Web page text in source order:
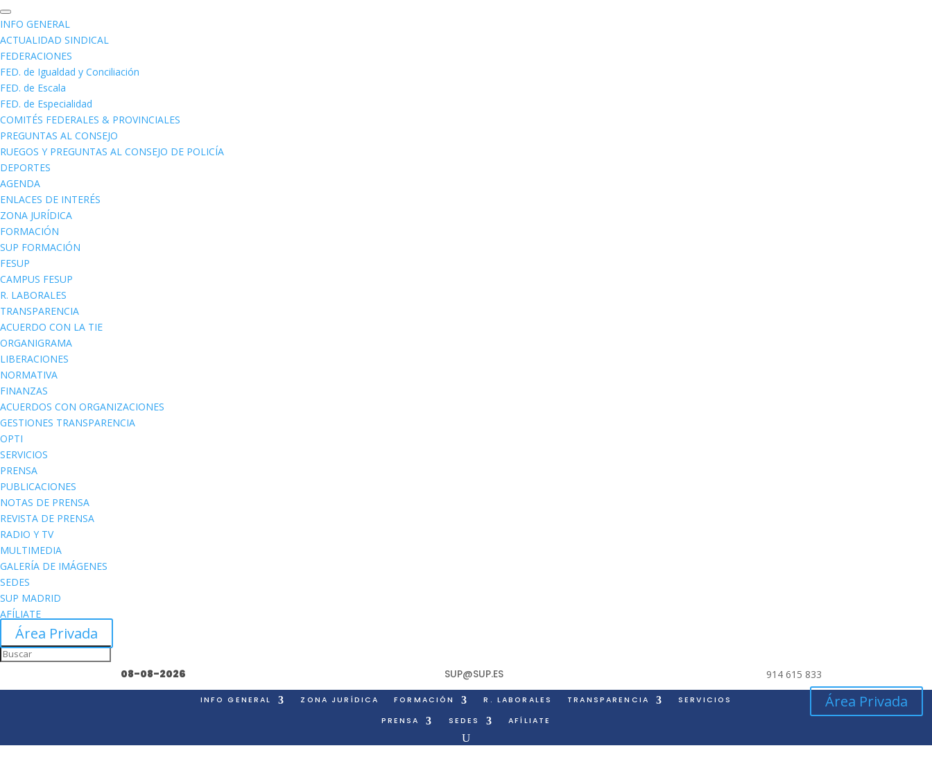
INFO GENERAL
ACTUALIDAD SINDICAL
FEDERACIONES
FED. de Igualdad y Conciliación
FED. de Escala
FED. de Especialidad
COMITÉS FEDERALES & PROVINCIALES
PREGUNTAS AL CONSEJO
RUEGOS Y PREGUNTAS AL CONSEJO DE POLICÍA
DEPORTES
AGENDA
ENLACES DE INTERÉS
ZONA JURÍDICA
FORMACIÓN
SUP FORMACIÓN
FESUP
CAMPUS FESUP
R. LABORALES
TRANSPARENCIA
ACUERDO CON LA TIE
ORGANIGRAMA
LIBERACIONES
NORMATIVA
FINANZAS
ACUERDOS CON ORGANIZACIONES
GESTIONES TRANSPARENCIA
OPTI
SERVICIOS
PRENSA
PUBLICACIONES
NOTAS DE PRENSA
REVISTA DE PRENSA
RADIO Y TV
MULTIMEDIA
GALERÍA DE IMÁGENES
SEDES
SUP MADRID
AFÍLIATE
Área Privada
08-08-2026 SUP@SUP.ES 914 615 833
INFO GENERAL ZONA JURÍDICA FORMACIÓN R. LABORALES TRANSPARENCIA
SERVICIOS
PRENSA
SEDES AFÍLIATE
Área Privada